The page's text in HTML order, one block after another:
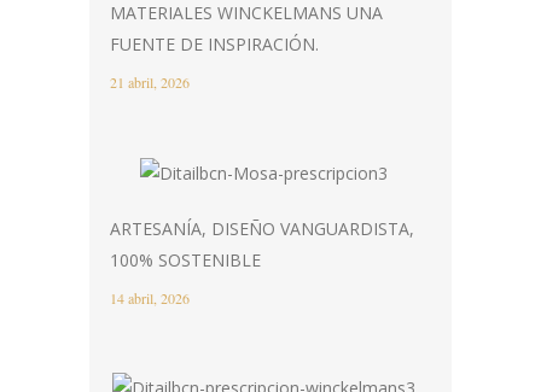
MATERIALES WINCKELMANS UNA
FUENTE DE INSPIRACIÓN.
21 abril, 2026
ARTESANÍA, DISEÑO VANGUARDISTA,
100% SOSTENIBLE
14 abril, 2026